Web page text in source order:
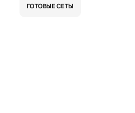
ГОТОВЫЕ СЕТЫ